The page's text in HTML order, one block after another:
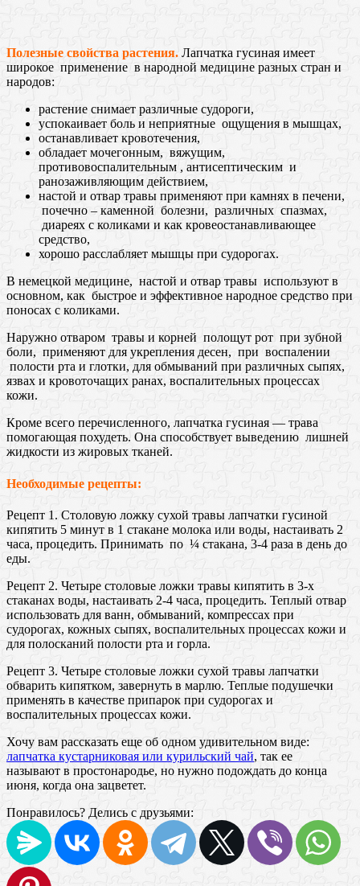
Полезные свойства растения. Лапчатка гусиная имеет
широкое применение в народной медицине разных стран и
народов:
растение снимает различные судороги,
успокаивает боль и неприятные ощущения в мышцах,
останавливает кровотечения,
обладает мочегонным, вяжущим,
противовоспалительным , антисептическим и
ранозаживляющим действием,
настой и отвар травы применяют при камнях в печени,
почечно – каменной болезни, различных спазмах,
диареях с коликами и как кровеостанавливающее
средство,
хорошо расслабляет мышцы при судорогах.
В немецкой медицине, настой и отвар травы используют в
основном, как быстрое и эффективное народное средство при
поносах с коликами.
Наружно отваром травы и корней полощут рот при зубной
боли, применяют для укрепления десен, при воспалении
полости рта и глотки, для обмываний при различных сыпях,
язвах и кровоточащих ранах, воспалительных процессах
кожи.
Кроме всего перечисленного, лапчатка гусиная — трава
помогающая похудеть. Она способствует выведению лишней
жидкости из жировых тканей.
Необходимые рецепты:
Рецепт 1. Столовую ложку сухой травы лапчатки гусиной
кипятить 5 минут в 1 стакане молока или воды, настаивать 2
часа, процедить. Принимать по ¼ стакана, 3-4 раза в день до
еды.
Рецепт 2. Четыре столовые ложки травы кипятить в 3-х
стаканах воды, настаивать 2-4 часа, процедить. Теплый отвар
использовать для ванн, обмываний, компрессах при
судорогах, кожных сыпях, воспалительных процессах кожи и
для полосканий полости рта и горла.
Рецепт 3. Четыре столовые ложки сухой травы лапчатки
обварить кипятком, завернуть в марлю. Теплые подушечки
применять в качестве припарок при судорогах и
воспалительных процессах кожи.
Хочу вам рассказать еще об одном удивительном виде:
лапчатка кустарниковая или курильский чай, так ее
называют в простонародье, но нужно подождать до конца
июня, когда она зацветет.
Понравилось? Делись с друзьями: